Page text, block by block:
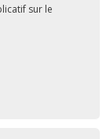
sur le